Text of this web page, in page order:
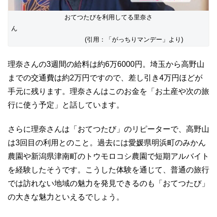
おてつたびを利用してる里奈さ
ん
(引用：「がっちりマンデー」より)
理奈さんの3週間の給料は約6万6000円。埼玉から高野山
までの交通費は約2万円ですので、差し引き4万円ほどが
手元に残ります。理奈さんはこのお金を「お土産や次の旅
行に使う予定」と話しています。
さらに理奈さんは「おてつたび」のリピーターで、高野山
は3回目の利用とのこと。過去には愛媛県明浜町のみかん
農園や新潟県津南町のトウモロコシ農園で短期アルバイト
を経験したそうです。こうした体験を通じて、普通の旅行
では訪れない地域の魅力を発見できるのも「おてつたび」
の大きな魅力といえるでしょう。